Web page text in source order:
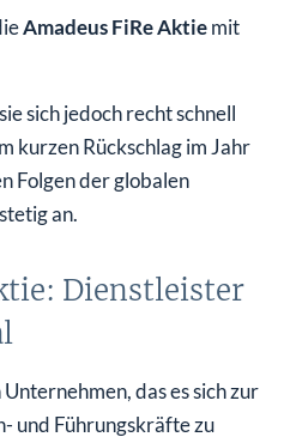
Amadeus FiRe Aktiemit
sich jedoch recht schnell
kurzen Rückschlag im Jahr
Folgen der globalen
an.
Dienstleister
das es sich zur
und Führungskräfte zu